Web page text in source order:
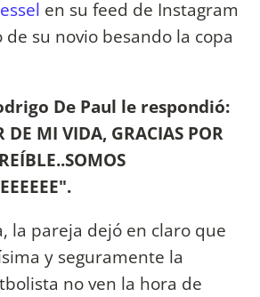
en su feed de Instagram
su novio besando la copa
De Paul le respondió:
MI VIDA, GRACIAS POR
la pareja dejó en claro que
y seguramente la
no ven la hora de